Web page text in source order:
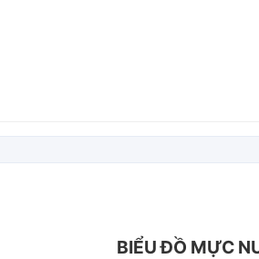
BIỂU ĐỒ MỰC